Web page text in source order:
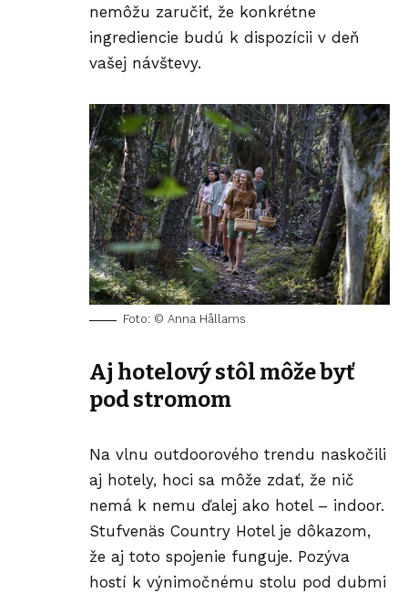
nemôžu zaručiť, že konkrétne
ingrediencie budú k dispozícii v deň
vašej návštevy.
Foto: © Anna Hållams
Aj hotelový stôl môže byť
pod stromom
Na vlnu outdoorového trendu naskočili
aj hotely, hoci sa môže zdať, že nič
nemá k nemu ďalej ako hotel – indoor.
Stufvenäs Country Hotel je dôkazom,
že aj toto spojenie funguje. Pozýva
hostí k výnimočnému stolu pod dubmi